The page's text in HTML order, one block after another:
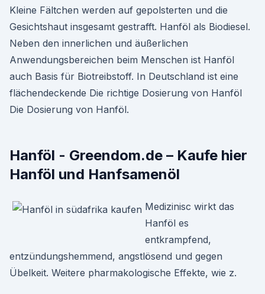
Kleine Fältchen werden auf gepolsterten und die
Gesichtshaut insgesamt gestrafft. Hanföl als Biodiesel.
Neben den innerlichen und äußerlichen
Anwendungsbereichen beim Menschen ist Hanföl
auch Basis für Biotreibstoff. In Deutschland ist eine
flächendeckende Die richtige Dosierung von Hanföl
Die Dosierung von Hanföl.
Hanföl - Greendom.de – Kaufe hier
Hanföl und Hanfsamenöl
Medizinisc wirkt das
Hanföl es
entkrampfend,
entzündungshemmend, angstlösend und gegen
Übelkeit. Weitere pharmakologische Effekte, wie z.